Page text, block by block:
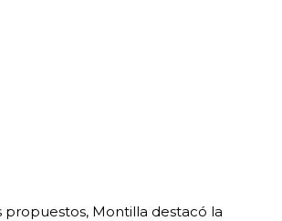
propuestos, Montilla destacó la